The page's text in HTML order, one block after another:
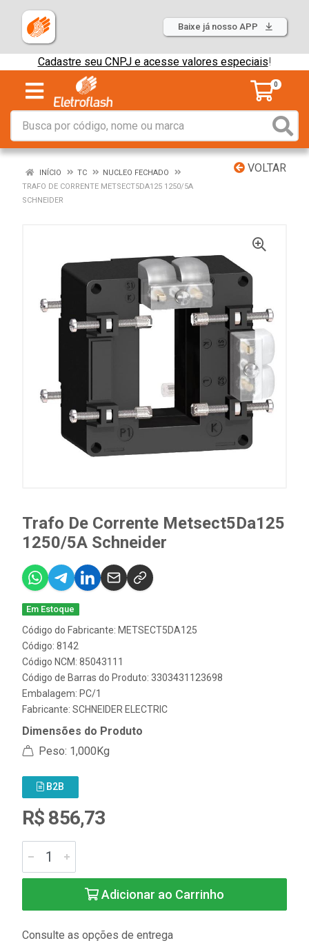
Baixe já nosso APP
Cadastre seu CNPJ e acesse valores especiais!
0
VOLTAR
INÍCIO TC
NUCLEO FECHADO
TRAFO DE CORRENTE METSECT5DA125 1250/5A
SCHNEIDER
Trafo De Corrente Metsect5Da125
1250/5A Schneider
Em Estoque
Código do Fabricante: METSECT5DA125
Código: 8142
Código NCM: 85043111
Código de Barras do Produto: 3303431123698
Embalagem: PC/1
Fabricante: SCHNEIDER ELECTRIC
Dimensões do Produto
Peso: 1,000Kg
B2B
R$ 856,73
Adicionar ao Carrinho
Consulte as opções de entrega